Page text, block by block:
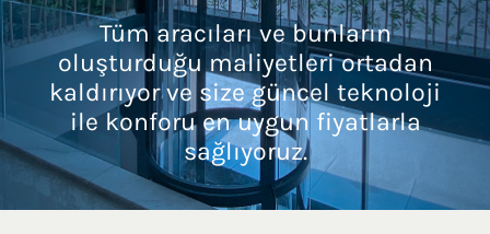
Tüm aracıları ve bunların
oluşturduğu maliyetleri ortadan
kaldırıyor ve size güncel teknoloji
ile konforu en uygun fiyatlarla
sağlıyoruz.